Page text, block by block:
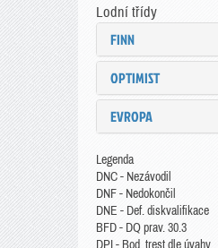
Lodní třídy
FINN
OPTIMIST
EVROPA
Legenda
DNC - Nezávodil
DNF - Nedokončil
DNE - Def. diskvalifikace
BFD - DQ prav. 30.3
DPI - Bod. trest dle úvahy